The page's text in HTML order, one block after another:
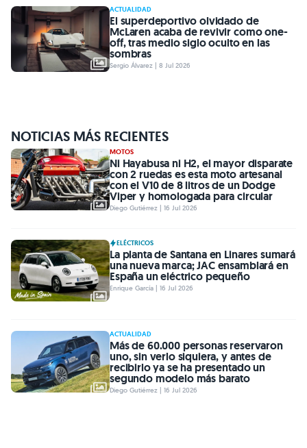
ACTUALIDAD
El superdeportivo olvidado de
McLaren acaba de revivir como one-
off, tras medio siglo oculto en las
sombras
Sergio Álvarez | 8 Jul 2026
NOTICIAS MÁS RECIENTES
MOTOS
Ni Hayabusa ni H2, el mayor disparate
con 2 ruedas es esta moto artesanal
con el V10 de 8 litros de un Dodge
Viper y homologada para circular
Diego Gutiérrez | 16 Jul 2026
ELÉCTRICOS
La planta de Santana en Linares sumará
una nueva marca; JAC ensamblará en
España un eléctrico pequeño
Enrique García | 16 Jul 2026
ACTUALIDAD
Más de 60.000 personas reservaron
uno, sin verlo siquiera, y antes de
recibirlo ya se ha presentado un
segundo modelo más barato
Diego Gutiérrez | 16 Jul 2026